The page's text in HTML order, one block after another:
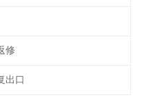
修
出口